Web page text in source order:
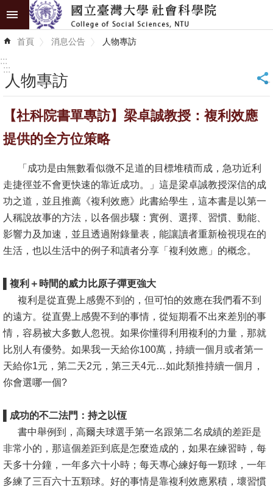
跳到主要內容區塊
進
階
識
學
術
研
消
息
公
告
國
際
高
教
深
耕
首頁 消息公告 人物專訪
:::
:::
人物專訪 _
【社科院書單專訪】梁卓誠教授：複利效應
提供的全方位策略
「成功是由無數看似微不足道的目標堆積而成，急功近利
走捷徑並不會更快速的靠近成功。」這是梁卓誠教授深信的成
功之道，並且推薦《複利效應》此書給學生，這本書是以第一
人稱說故事的方法，以各個步驟：實例、選擇、習慣、動能、
影響力及加速，並且透過附錄量表，能讓讀者重新檢視現在的
生活，也以生活中的例子和讀者分享「複利效應」的概念。
複利＋時間的威力比原子彈更強大
複利是從直覺上感覺不到的，但可怕的效應在我們看不到
的遠方。從直覺上感覺不到的事情，從短期看不出來差別的事
情，容易被大多數人忽視。如果你懂得利用複利的力量，那就
比別人有優勢。如果我一天給你100萬，持續一個月或者第一
天給你1元，第二天2元，第三天4元…如此類推持續一個月，
你會選哪一個?
成功的不二法門：持之以恆
書中舉例到，高爾夫球選手第一名跟第二名成績的差距是
非常小的，那這個差距到底是怎麼造成的，如果在練習時，每
天多十分鐘，一年多六十小時；每天專心練好每一顆球，一年
多練了三百六十五顆球。好的事情是靠複利效應累積，壞習慣